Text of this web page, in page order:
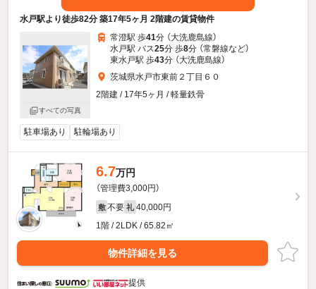
水戸駅より徒歩82分 築17年5ヶ月 2階建の賃貸物件
すべての写真
常澄駅 歩41分 （大洗鹿島線）
水戸駅 バス25分 歩8分 （常磐線など）
東水戸駅 歩43分 （大洗鹿島線）
茨城県水戸市東前２丁目６０
2階建 / 17年5ヶ月 / 軽量鉄骨
駐車場あり 駐輪場あり
6.7万円
（管理費3,000円）
敷 不要 礼 40,000円
1階 / 2LDK / 65.82㎡
物件詳細を見る
提供